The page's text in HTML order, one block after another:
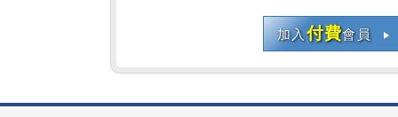
加入付費會員